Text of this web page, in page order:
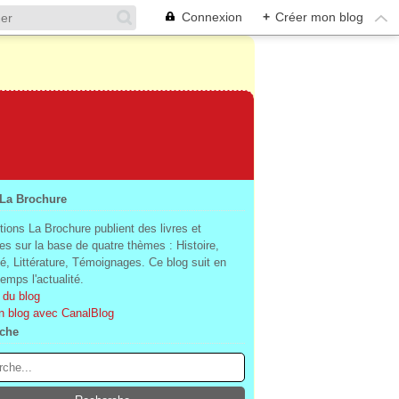
Connexion + Créer mon blog
Brochure
La Brochure publient des livres et
sur la base de quatre thèmes : Histoire,
Littérature, Témoignages. Ce blog suit en
l'actualité.
blog
blog avec CanalBlog